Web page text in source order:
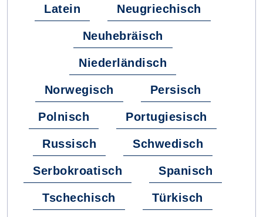
Latein Neugriechisch
Neuhebräisch
Niederländisch
Norwegisch Persisch
Polnisch Portugiesisch
Russisch Schwedisch
Serbokroatisch Spanisch
Tschechisch Türkisch